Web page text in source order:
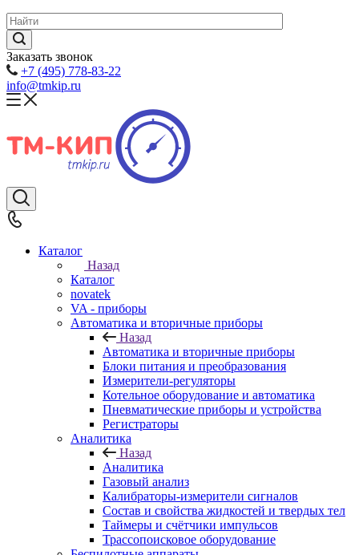
Заказать звонок
+7 (495) 778-83-22
info@tmkip.ru
Каталог
Назад
Каталог
novatek
VA - приборы
Автоматика и вторичные приборы
Назад
Автоматика и вторичные приборы
Блоки питания и преобразования
Измерители-регуляторы
Котельное оборудование и автоматика
Пневматические приборы и устройства
Регистраторы
Аналитика
Назад
Аналитика
Газовый анализ
Калибраторы-измерители сигналов
Состав и свойства жидкостей и твердых тел
Таймеры и счётчики импульсов
Трассопоисковое оборудование